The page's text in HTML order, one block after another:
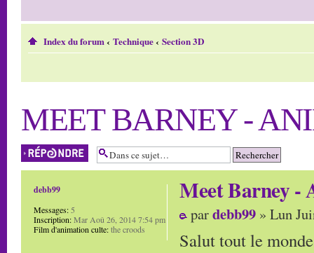
Index du forum‹ Technique‹ Section 3D
MEET BARNEY -
Répondre
Meet Barney -
pardebb99 » Lun
Salut tout le
debb99
Messages: 5
Inscription:Mar Aoû 26, 2014 7:54 pm
Film d'animation culte:the croods